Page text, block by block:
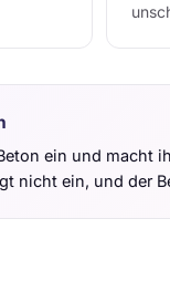
ein und macht
nicht ein, und der